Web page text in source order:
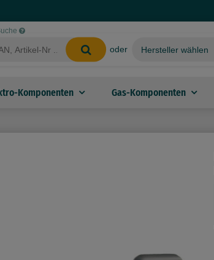
oder
Komponenten Gas-Komponenten